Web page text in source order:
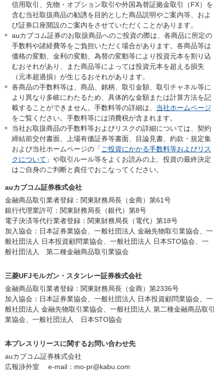
信用取引、先物・オプション取引や外国為替証拠金取引（FX）を
含む当社取扱商品の勧誘を目的とした商品説明やご案内等、およ
び証券口座開設のご案内をさせていただくことがあります。
auカブコム証券のお取扱商品へのご投資の際は、各商品に所定の
手数料や諸経費等をご負担いただく場合があります。各商品等は
価格の変動、金利の変動、為替の変動等により投資元本を割り込
むおそれがあり、また商品等によっては投資元本を超える損失
（元本超過損）が生じるおそれがあります。
各商品の手数料等は、商品、銘柄、取引金額、取引チャネル等に
より異なり多岐にわたるため、具体的な金額または計算方法を記
載することができません。手数料等の詳細は、 当社ホームページ
をご覧ください。手数料等には消費税が含まれます。
当社お取扱商品の手数料等およびリスクの詳細については、契約
締結前交付書面、上場有価証券等書面、目論見書、約款・規定集
および当社ホームページの「 ご投資にかかる手数料等およびリス
クについて 」や取引ルール等をよくお読みの上、投資の最終決定
はご自身のご判断と責任でおこなってください。
auカブコム証券株式会社
金融商品取引業者登録：関東財務局長（金商）第61号
銀行代理業許可：関東財務局長（銀代）第8号
電子決済等代行業者登録：関東財務局長（電代）第18号
加入協会：日本証券業協会、一般社団法人 金融先物取引業協会、一
般社団法人 日本投資顧問業協会、一般社団法人 日本STO協会、一
般社団法人 第二種金融商品取引業協会
三菱UFJモルガン・スタンレー証券株式会社
金融商品取引業者登録：関東財務局長（金商）第2336号
加入協会：日本証券業協会、一般社団法人 日本投資顧問業協会、一
般社団法人 金融先物取引業協会、一般社団法人 第二種金融商品取引
業協会、一般社団法人 日本STO協会
本プレスリリースに関するお問い合わせ先
auカブコム証券株式会社
広報渉外室 e-mail： mo-pr@kabu.com